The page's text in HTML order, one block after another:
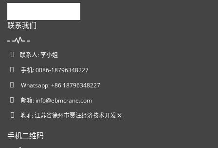
联系我们
联系人: 李小姐
手机: 0086-18796348227
Whatsapp: +86 18796348227
邮箱: info@ebmcrane.com
地址: 江苏省徐州市贾汪经济技术开发区
手机二维码